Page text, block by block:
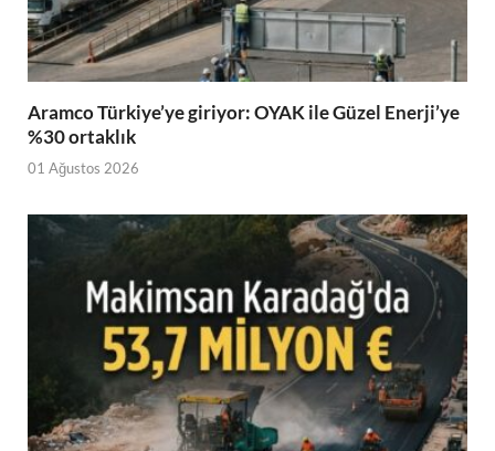
Aramco Türkiye’ye giriyor: OYAK ile Güzel Enerji’ye
%30 ortaklık
01 Ağustos 2026